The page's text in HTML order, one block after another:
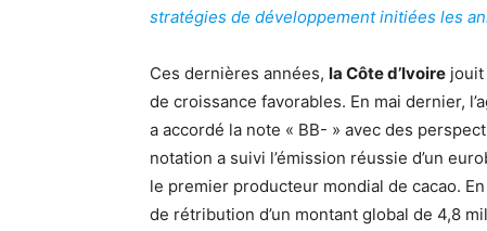
stratégies de développement initiées les
Ces dernières années, la Côte d’Ivoire jouit
de croissance favorables. En mai dernier,
a accordé la note « BB- » avec des
notation a suivi l’émission réussie d’un
le premier producteur mondial de cacao.
de rétribution d’un montant global de 4,8